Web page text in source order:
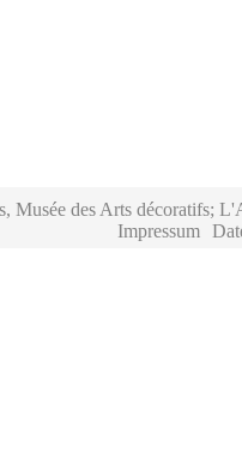
Musée des Arts décoratifs;
Impressum